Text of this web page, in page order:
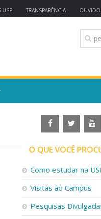
USP TRANSPARÊNCIA
O QUE VOCÊ
Como estudar na
Visitas ao Campus
Pesquisas